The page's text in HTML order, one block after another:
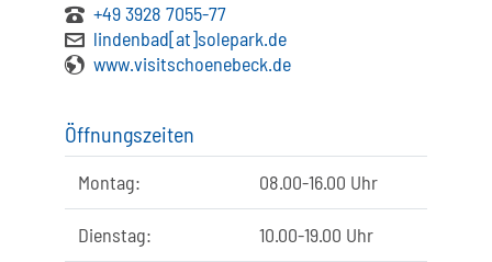
+49 3928 7055-77
lindenbad[at]solepark.de
www.visitschoenebeck.de
Öffnungszeiten
Montag: 08.00-16.00 Uhr
Dienstag: 10.00-19.00 Uhr